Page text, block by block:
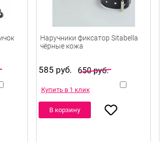
585 руб. 650 руб.
Купить в 1 клик
В корзину